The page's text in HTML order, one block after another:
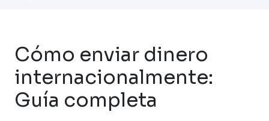
Cómo enviar dinero
internacionalmente:
Guía completa